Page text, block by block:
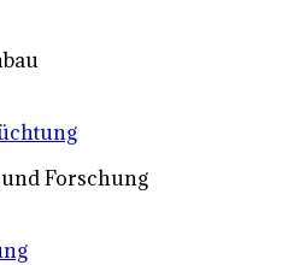
Forschung